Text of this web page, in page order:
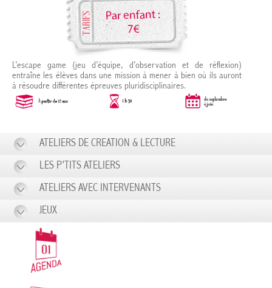
L’escape game (jeu d’équipe, d’observation et de réflexion)
entraîne les élèves dans une mission à mener à bien où ils auront
à résoudre différentes épreuves pluridisciplinaires.
ATELIERS DE CREATION & LECTURE
LES P’TITS ATELIERS
ATELIERS AVEC INTERVENANTS
JEUX